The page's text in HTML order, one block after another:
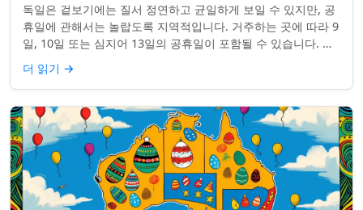
독일은 겉보기에는 질서 정연하고 균일하게 보일 수 있지만, 공
휴일에 관해서는 놀랍도록 지역적입니다. 거주하는 곳에 따라 9
일, 10일 또는 심지어 13일의 공휴일이 포함될 수 있습니다. 왜
더 읽기 →